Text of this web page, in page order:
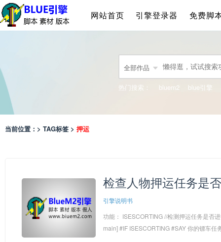
网站首页 引擎登录器 免费脚
全部作品
热门搜索： bluem2 blue引擎
当前位置：> TAG标签 > 押运
检查人物押运任务是
引擎说明书
功能： ISESCORTING //检测押运任务是否
main] #IF ISESCORTING #SAY 你的镖车